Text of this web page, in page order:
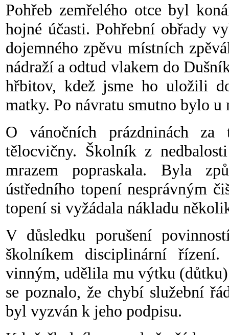
Pohřeb zemřelého otce byl
hojné účasti. Pohřební obřady
dojemného zpěvu místních
nádraží a odtud vlakem do
hřbitov, kdež jsme ho uložili
matky. Po návratu smutno bylo
O vánočních prázdninách
tělocvičny. Školník z
mrazem popraskala. Byla
ústředního topení nesprávným
topení si vyžádala nákladu
V důsledku porušení
školníkem disciplinární
vinným, udělila mu výtku
se poznalo, že chybí služební
byl vyzván k jeho podpisu.